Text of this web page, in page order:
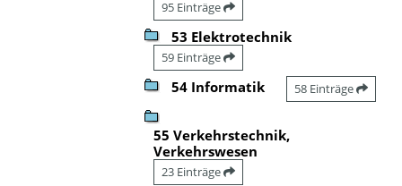
95 Einträge
53 Elektrotechnik
59 Einträge
54 Informatik 58 Einträge
55 Verkehrstechnik,
Verkehrswesen
23 Einträge